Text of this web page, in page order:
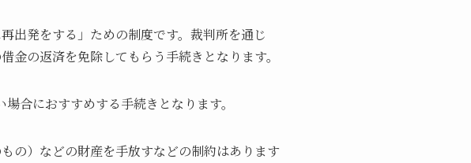
出発をする」ための制度です。裁判所を通じ
の返済を免除してもらう手続きとなります。
合におすすめする手続きとなります。
の）などの財産を手放すなどの制約はあります